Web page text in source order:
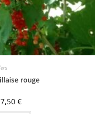
rouge
7,50 €Plage